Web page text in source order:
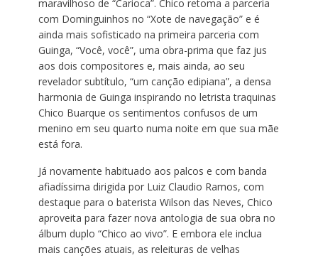
maravilhoso de “Carioca”. Chico retoma a parceria
com Dominguinhos no “Xote de navegação” e é
ainda mais sofisticado na primeira parceria com
Guinga, “Você, você”, uma obra-prima que faz jus
aos dois compositores e, mais ainda, ao seu
revelador subtítulo, “um canção edipiana”, a densa
harmonia de Guinga inspirando no letrista traquinas
Chico Buarque os sentimentos confusos de um
menino em seu quarto numa noite em que sua mãe
está fora.
Já novamente habituado aos palcos e com banda
afiadíssima dirigida por Luiz Claudio Ramos, com
destaque para o baterista Wilson das Neves, Chico
aproveita para fazer nova antologia de sua obra no
álbum duplo “Chico ao vivo”. E embora ele inclua
mais canções atuais, as releituras de velhas